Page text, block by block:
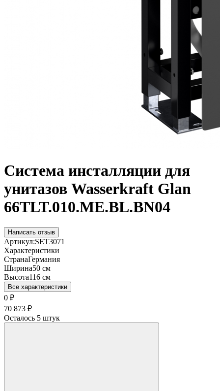
Система инсталляции для
унитазов Wasserkraft Glan
66TLT.010.ME.BL.BN04
Написать отзыв
Артикул:SET3071
Характеристики
СтранаГермания
Ширина50 см
Высота116 см
Все характеристики
0 ₽
70 873 ₽
Осталось 5 штук